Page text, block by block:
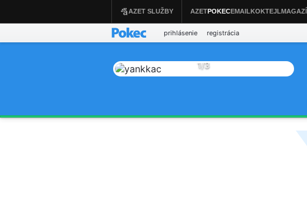
1/3
prihlásenie registrácia